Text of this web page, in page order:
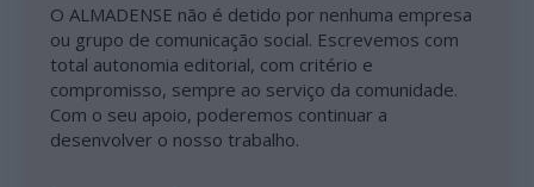
O ALMADENSE não é detido por nenhuma empresa
ou grupo de comunicação social. Escrevemos com
total autonomia editorial, com critério e
compromisso, sempre ao serviço da comunidade.
Com o seu apoio, poderemos continuar a
desenvolver o nosso trabalho.